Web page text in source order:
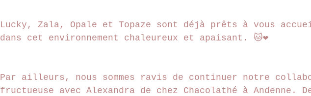
Lucky, Zala, Opale et Topaze sont déjà prêts à vous
dans cet environnement chaleureux et apaisant. 🐱❤️
Par ailleurs, nous sommes ravis de continuer notre
fructueuse avec Alexandra de chez Chacolathé à Andenne.